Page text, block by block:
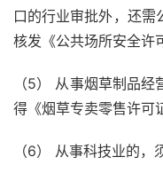
口的行业审批外，还需
核发《公共场所安全许
（5） 从事烟草制品
得《烟草专卖零售许可
（6） 从事科技业的，